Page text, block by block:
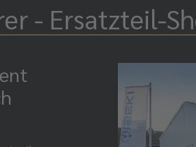
- Ersatzteil-